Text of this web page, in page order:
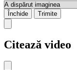
Închide Trimite
Citează video